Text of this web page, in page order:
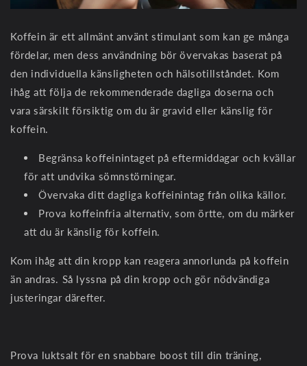
Koffein är ett allmänt använt stimulant som kan ge många
fördelar, men dess användning bör övervakas baserat på
den individuella känsligheten och hälsotillståndet. Kom
ihåg att följa de rekommenderade dagliga doserna och
vara särskilt försiktig om du är gravid eller känslig för
koffein.
Begränsa koffeinintaget på eftermiddagar och kvällar
för att undvika sömnstörningar.
Övervaka ditt dagliga koffeinintag från olika källor.
Prova koffeinfria alternativ, som örtte, om du märker
att du är känslig för koffein.
Kom ihåg att din kropp kan reagera annorlunda på koffein
än andras. Så lyssna på din kropp och gör nödvändiga
justeringar därefter.
Prova luktsalt för en snabbare boost till din träning,